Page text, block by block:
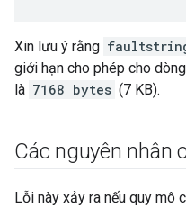
Xin lưu ý rằng
giới hạn cho phép cho
là 7168 bytes (7 KB).
Các nguyên nhân
Lỗi này xảy ra nếu quy mô